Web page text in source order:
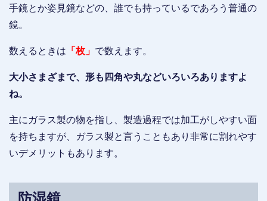
手鏡とか姿見鏡などの、誰でも持っているであろう普通の
鏡。
数えるときは 「枚」 で数えます。
大小さまざまで、形も四角や丸などいろいろありますよ
ね。
主にガラス製の物を指し、製造過程では加工がしやすい面
を持ちますが、ガラス製と言うこともあり非常に割れやす
いデメリットもあります。